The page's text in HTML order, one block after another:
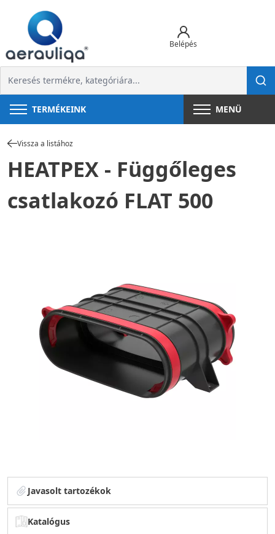
Belépés
TERMÉKEINK MENÜ
Vissza a listához
HEATPEX - Függőleges
csatlakozó FLAT 500
Javasolt tartozékok
Katalógus